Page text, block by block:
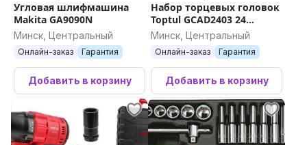
Угловая шлифмашина
Makita GA9090N
Минск, Центральный
Онлайн-заказ Гарантия
Добавить в корзину
Набор торцевых головок
Toptul GCAD2403 24
предмета
Минск, Центральный
Онлайн-заказ Гарантия
Добавить в корзину